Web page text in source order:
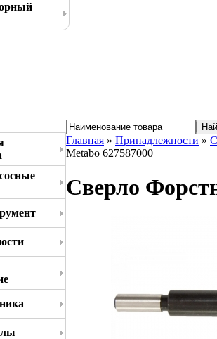
Главная » Принадлежности »
Metabo 627587000
Сверло